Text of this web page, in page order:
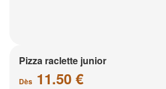
Pizza raclette junior
Dès 11.50 €